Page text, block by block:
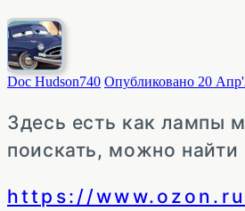
Doc Hudson740 Опубликовано 20
Здесь есть как лампы
поискать, можно
https://